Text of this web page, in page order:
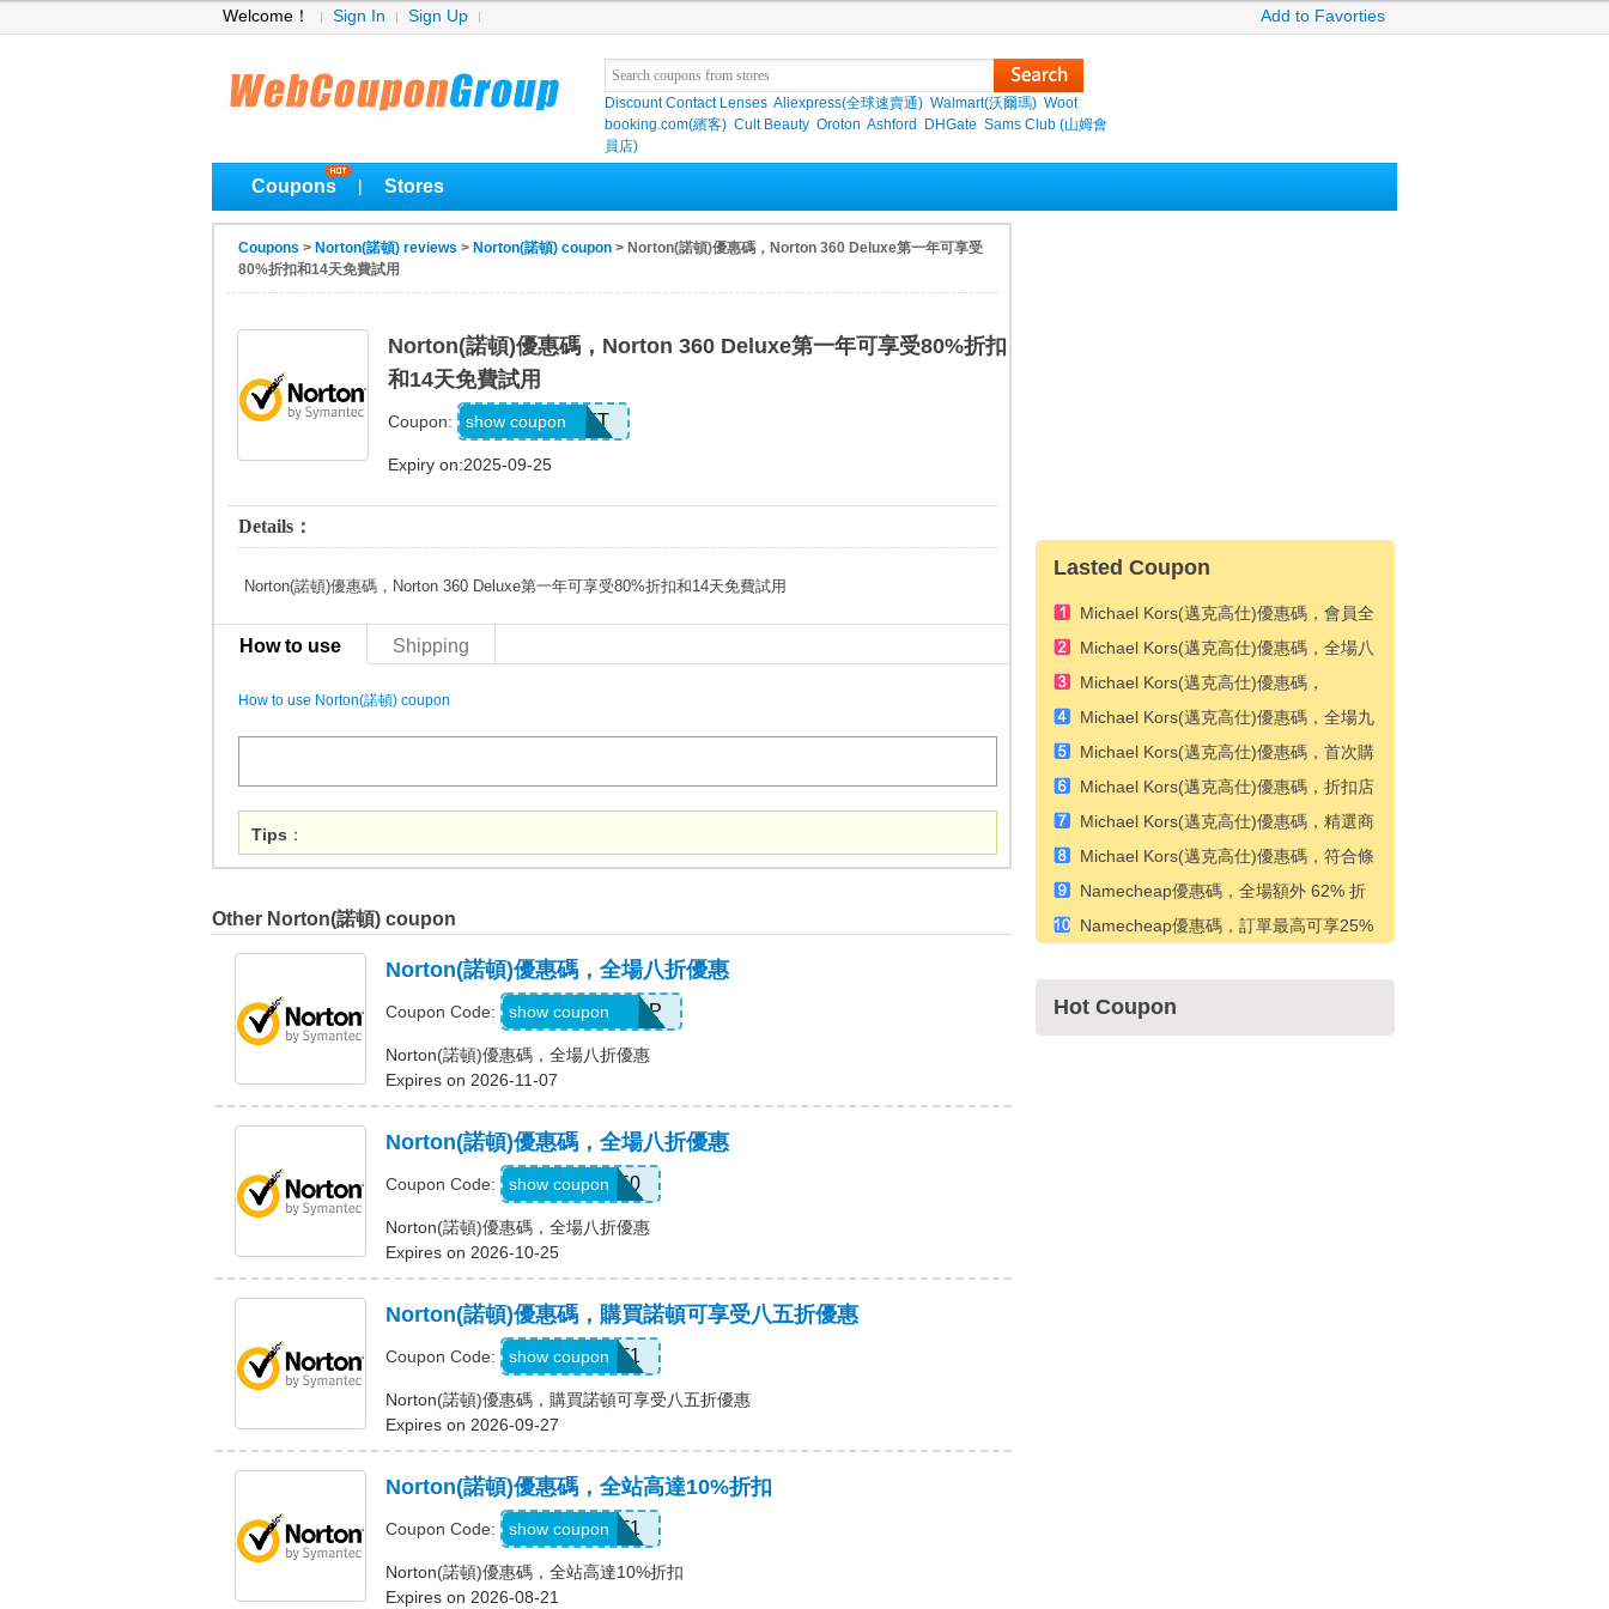
Welcome！ Sign In Sign Up Add to Favorties
Discount Contact Lenses Aliexpress(全球速賣通) Walmart(沃爾瑪) Woot
booking.com(繽客) Cult Beauty Oroton Ashford DHGate Sams Club (山姆會
員店)
Coupons Stores
Coupons > Norton(諾頓) reviews > Norton(諾頓) coupon > Norton(諾頓)優惠碼，Norton 360 Deluxe第一年可享受
80%折扣和14天免費試用
Norton(諾頓)優惠碼，Norton 360 Deluxe第一年可享受80%折扣
和14天免費試用
Coupon: SAVEHUGEFT
show coupon
Expiry on:2025-09-25
Details：
Norton(諾頓)優惠碼，Norton 360 Deluxe第一年可享受80%折扣和14天免費試用
How to use Shipping
How to use Norton(諾頓) coupon
Tips ：
Other Norton(諾頓) coupon
Norton(諾頓)優惠碼，全場八折優惠
Coupon Code: SEMLLNBFRLP
show coupon
Norton(諾頓)優惠碼，全場八折優惠
Expires on 2026-11-07
Norton(諾頓)優惠碼，全場八折優惠
Coupon Code: NNMDT50
show coupon
Norton(諾頓)優惠碼，全場八折優惠
Expires on 2026-10-25
Norton(諾頓)優惠碼，購買諾頓可享受八五折優惠
Coupon Code: LT1
show coupon
Norton(諾頓)優惠碼，購買諾頓可享受八五折優惠
Expires on 2026-09-27
Norton(諾頓)優惠碼，全站高達10%折扣
Coupon Code: WBT1
show coupon
Norton(諾頓)優惠碼，全站高達10%折扣
Expires on 2026-08-21
Lasted Coupon
Michael Kors(邁克高仕)優惠碼，會員全
場25%折扣
Michael Kors(邁克高仕)優惠碼，全場八
五折優惠
Michael Kors(邁克高仕)優惠碼，
KORSVIP 會員可額外享受 25% 折扣
Michael Kors(邁克高仕)優惠碼，全場九
折優惠
Michael Kors(邁克高仕)優惠碼，首次購
買九折優惠
Michael Kors(邁克高仕)優惠碼，折扣店
款式額外 10% 折扣
Michael Kors(邁克高仕)優惠碼，精選商
品額外 10% 折扣
Michael Kors(邁克高仕)優惠碼，符合條
件的奧特萊斯款式可額外享受 15% 折扣
Namecheap優惠碼，全場額外 62% 折
扣
Namecheap優惠碼，訂單最高可享25%
Hot Coupon